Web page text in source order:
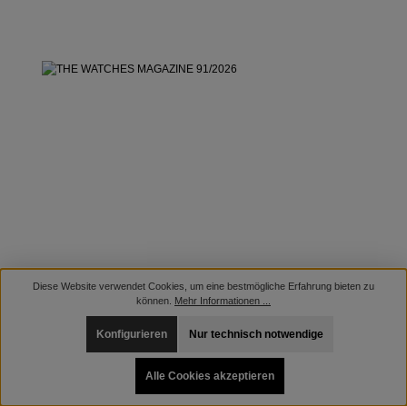
THE WATCHES MAGAZINE 91/2026
Diese Website verwendet Cookies, um eine bestmögliche Erfahrung bieten zu
können. Mehr Informationen ...
Nur technisch notwendige
Konfigurieren
Alle Cookies akzeptieren